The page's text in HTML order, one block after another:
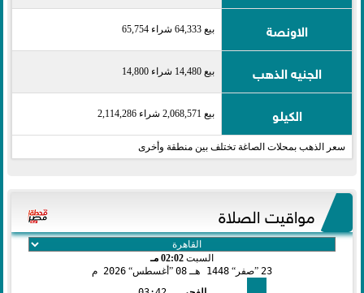
الاونصة بيع 64,333 شراء 65,754
الجنيه الذهب بيع 14,480 شراء 14,800
الكيلو بيع 2,068,571 شراء 2,114,286
سعر الذهب بمحلات الصاغة تختلف بين منطقة وأخرى
مواقيت الصلاة
السبت 02:02 مـ
23 صفر 1448 هـ 08 أغسطس 2026 م